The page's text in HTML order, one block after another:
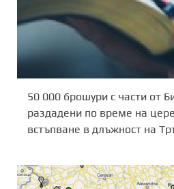
50 000 брошури с части от
раздадени по време на
встъпване в длъжност на